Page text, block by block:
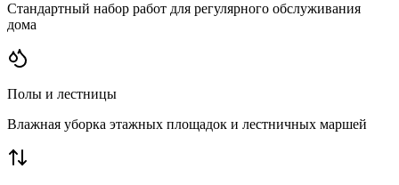
Стандартный набор работ для регулярного обслуживания
дома
Полы и лестницы
Влажная уборка этажных площадок и лестничных маршей